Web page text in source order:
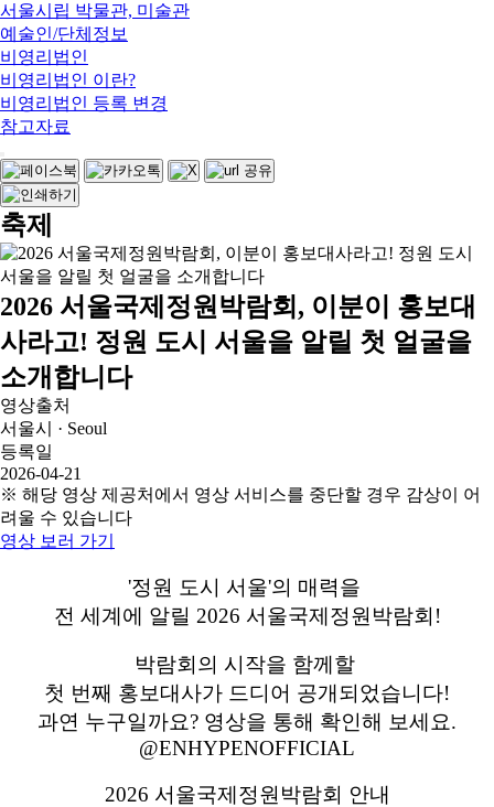
서울시립 박물관, 미술관
예술인/단체정보
비영리법인
비영리법인 이란?
비영리법인 등록 변경
참고자료
축제
2026 서울국제정원박람회, 이분이 홍보대
사라고! 정원 도시 서울을 알릴 첫 얼굴을
소개합니다
영상출처
서울시 · Seoul
등록일
2026-04-21
※ 해당 영상 제공처에서 영상 서비스를 중단할 경우 감상이 어
려울 수 있습니다
영상 보러 가기
'정원 도시 서울'의 매력을
전 세계에 알릴 2026 서울국제정원박람회!
박람회의 시작을 함께할
첫 번째 홍보대사가 드디어 공개되었습니다!
과연 누구일까요? 영상을 통해 확인해 보세요.
@ENHYPENOFFICIAL
2026 서울국제정원박람회 안내